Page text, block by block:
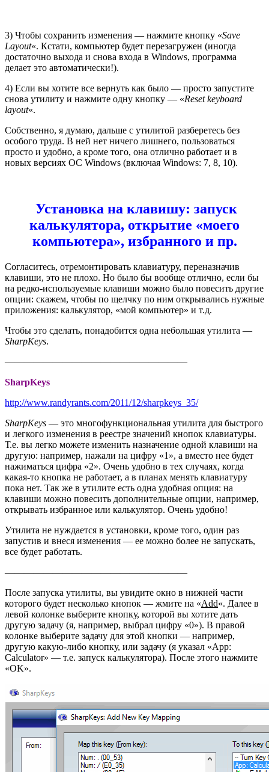
3) Чтобы сохранить изменения — нажмите кнопку «Save
Layout«. Кстати, компьютер будет перезагружен (иногда
достаточно выхода и снова входа в Windows, программа
делает это автоматически!).
4) Если вы хотите все вернуть как было — просто запустите
снова утилиту и нажмите одну кнопку — «Reset keyboard
layout«.
Собственно, я думаю, дальше с утилитой разберетесь без
особого труда. В ней нет ничего лишнего, пользоваться
просто и удобно, а кроме того, она отлично работает и в
новых версиях ОС Windows (включая Windows: 7, 8, 10).
Установка на клавишу: запуск
калькулятора, открытие «моего
компьютера», избранного и пр.
Согласитесь, отремонтировать клавиатуру, переназначив
клавиши, это не плохо. Но было бы вообще отлично, если бы
на редко-используемые клавиши можно было повесить другие
опции: скажем, чтобы по щелчку по ним открывались нужные
приложения: калькулятор, «мой компьютер» и т.д.
Чтобы это сделать, понадобится одна небольшая утилита —
SharpKeys.
———————————————————
SharpKeys
http://www.randyrants.com/2011/12/sharpkeys_35/
SharpKeys — это многофункциональная утилита для быстрого
и легкого изменения в реестре значений кнопок клавиатуры.
Т.е. вы легко можете изменить назначение одной клавиши на
другую: например, нажали на цифру «1», а вместо нее будет
нажиматься цифра «2». Очень удобно в тех случаях, когда
какая-то кнопка не работает, а в планах менять клавиатуру
пока нет. Так же в утилите есть одна удобная опция: на
клавиши можно повесить дополнительные опции, например,
открывать избранное или калькулятор. Очень удобно!
Утилита не нуждается в установки, кроме того, один раз
запустив и внеся изменения — ее можно более не запускать,
все будет работать.
———————————————————
После запуска утилиты, вы увидите окно в нижней части
которого будет несколько кнопок — жмите на «Add«. Далее в
левой колонке выберите кнопку, которой вы хотите дать
другую задачу (я, например, выбрал цифру «0»). В правой
колонке выберите задачу для этой кнопки — например,
другую какую-либо кнопку, или задачу (я указал «App:
Calculator» — т.е. запуск калькулятора). После этого нажмите
«OK».